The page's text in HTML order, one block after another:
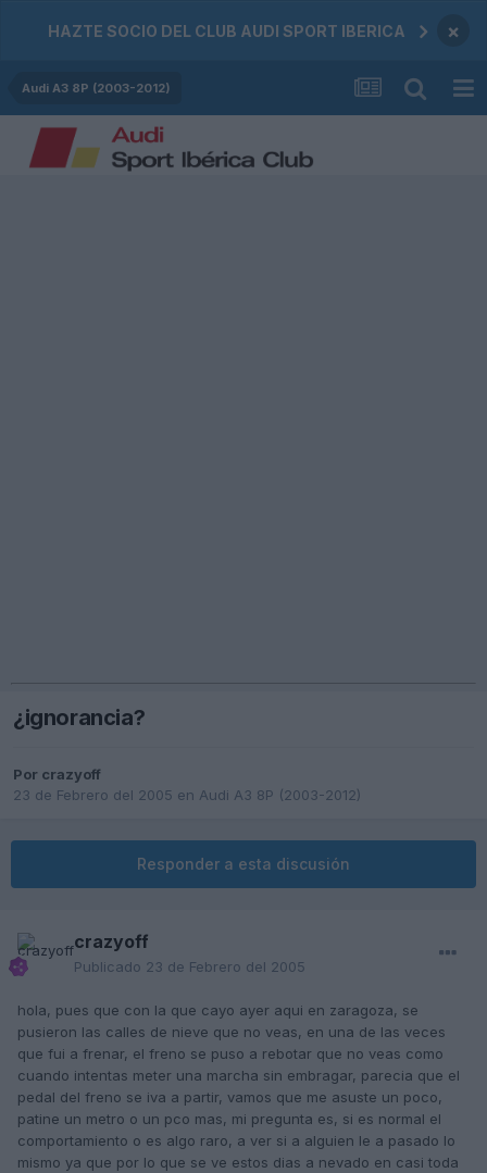
HAZTE SOCIO DEL CLUB AUDI SPORT IBERICA ×
Audi A3 8P (2003-2012)
¿ignorancia?
Por crazyoff
23 de Febrero del 2005 en Audi A3 8P (2003-2012)
Responder a esta discusión
crazyoff
Publicado 23 de Febrero del 2005
hola, pues que con la que cayo ayer aqui en zaragoza, se
pusieron las calles de nieve que no veas, en una de las veces
que fui a frenar, el freno se puso a rebotar que no veas como
cuando intentas meter una marcha sin embragar, parecia que el
pedal del freno se iva a partir, vamos que me asuste un poco,
patine un metro o un pco mas, mi pregunta es, si es normal el
comportamiento o es algo raro, a ver si a alguien le a pasado lo
mismo ya que por lo que se ve estos dias a nevado en casi toda